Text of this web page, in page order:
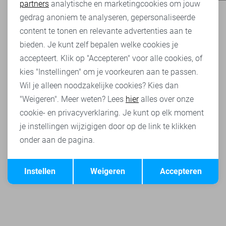
Marketing cookies
Terug Opslaan
partners analytische en marketingcookies om jouw
gedrag anoniem te analyseren, gepersonaliseerde
content te tonen en relevante advertenties aan te
bieden. Je kunt zelf bepalen welke cookies je
accepteert. Klik op "Accepteren" voor alle cookies, of
kies "Instellingen" om je voorkeuren aan te passen.
Wil je alleen noodzakelijke cookies? Kies dan
"Weigeren". Meer weten? Lees hieralles over onze
cookie- en privacyverklaring. Je kunt op elk moment
je instellingen wijzigigen door op de link te klikken
onder aan de pagina.
Accepteren
Weigeren
Instellen